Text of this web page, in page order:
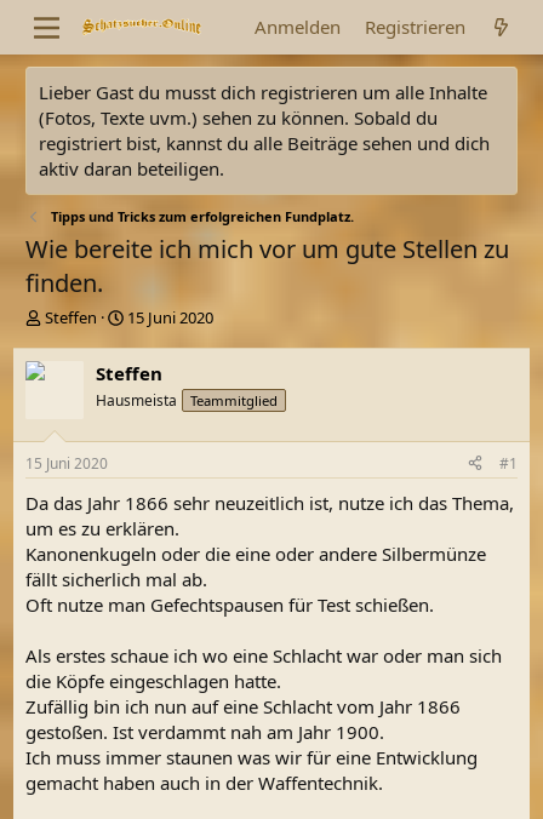
Anmelden Registrieren
Lieber Gast du musst dich registrieren um alle Inhalte
(Fotos, Texte uvm.) sehen zu können. Sobald du
registriert bist, kannst du alle Beiträge sehen und dich
aktiv daran beteiligen.
Tipps und Tricks zum erfolgreichen Fundplatz.
Wie bereite ich mich vor um gute Stellen zu
finden.
E
t
l
e
Steffen
E
t
e
l
m
15 Juni 2020
Steffen
Hausmeista Teammitglied
15 Juni 2020 #1
Da das Jahr 1866 sehr neuzeitlich ist, nutze ich das Thema,
um es zu erklären.
Kanonenkugeln oder die eine oder andere Silbermünze
fällt sicherlich mal ab.
Oft nutze man Gefechtspausen für Test schießen.
Als erstes schaue ich wo eine Schlacht war oder man sich
die Köpfe eingeschlagen hatte.
Zufällig bin ich nun auf eine Schlacht vom Jahr 1866
gestoßen. Ist verdammt nah am Jahr 1900.
Ich muss immer staunen was wir für eine Entwicklung
gemacht haben auch in der Waffentechnik.